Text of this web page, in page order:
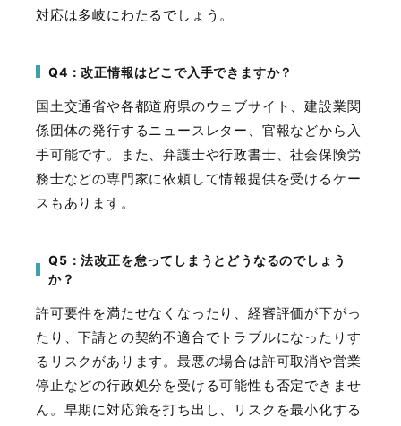
対応は多岐にわたるでしょう。
Q4：改正情報はどこで入手できますか？
国土交通省や各都道府県のウェブサイト、建設業関
係団体の発行するニュースレター、官報などから入
手可能です。また、弁護士や行政書士、社会保険労
務士などの専門家に依頼して情報提供を受けるケー
スもあります。
Q5：法改正を怠ってしまうとどうなるのでしょう
か？
許可要件を満たせなくなったり、経審評価が下がっ
たり、下請との契約不適合でトラブルになったりす
るリスクがあります。最悪の場合は許可取消や営業
停止などの行政処分を受ける可能性も否定できませ
ん。早期に対応策を打ち出し、リスクを最小化する